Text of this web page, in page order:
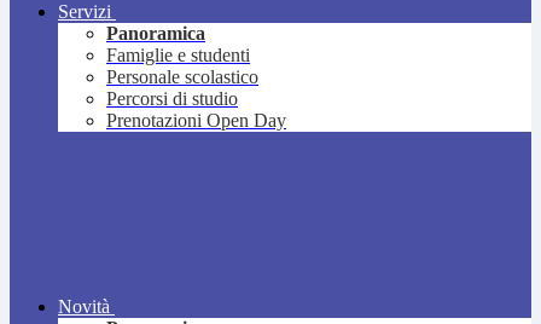
Servizi
Panoramica
Famiglie e studenti
Personale scolastico
Percorsi di studio
Prenotazioni Open Day
Novità